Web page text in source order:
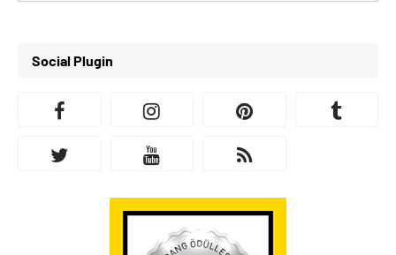
Social Plugin